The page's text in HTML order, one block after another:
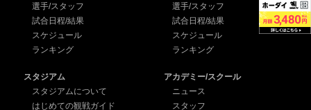
選手/スタッフ
試合日程/結果
スケジュール
ランキング
選手/スタッフ
試合日程/結果
スケジュール
ランキング
スタジアム
スタジアムについて
はじめての観戦ガイド
アカデミー/スクール
ニュース
スタッフ